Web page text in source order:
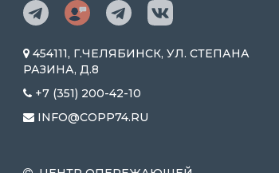
454111, Г.ЧЕЛЯБИНСК, УЛ. СТЕПАНА
РАЗИНА, Д.8
+7 (351) 200-42-10
INFO@COPP74.RU